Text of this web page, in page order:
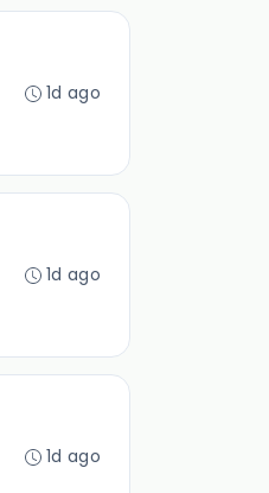
1d ago
1d ago
1d ago